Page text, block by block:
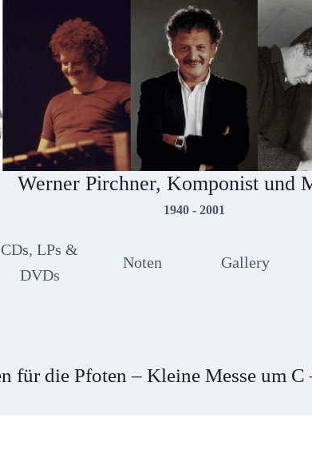
Werner Pirchner, Komponist und
1940 - 2001
CDs, LPs &
DVDs
Noten Gallery
für die Pfoten – Kleine Messe um C